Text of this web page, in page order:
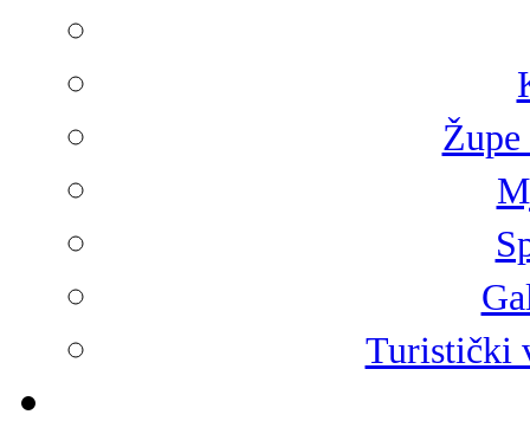
Turistički